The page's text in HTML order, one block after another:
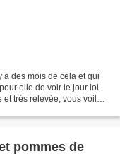
a des mois de cela et qui
elle de voir le jour lol.
très relevée, vous voila
pommes de